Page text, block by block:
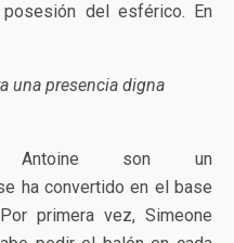
del esférico. En
una presencia digna
y Antoine son un
ha convertido en el base
primera vez, Simeone